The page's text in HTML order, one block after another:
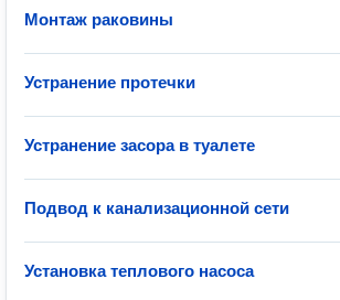
Монтаж раковины
Устранение протечки
Устранение засора в туалете
Подвод к канализационной сети
Установка теплового насоса